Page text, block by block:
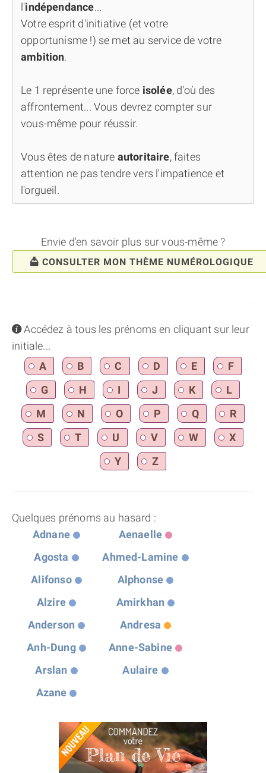
l'indépendance...
Votre esprit d'initiative (et votre
opportunisme !) se met au service de votre
ambition.
Le 1 représente une force isolée, d'où des
affrontement... Vous devrez compter sur
vous-même pour réussir.
Vous êtes de nature autoritaire, faites
attention ne pas tendre vers l'impatience et
l'orgueil.
Envie d'en savoir plus sur vous-même ?
CONSULTER MON THÈME NUMÉROLOGIQUE
infoAccédez à tous les prénoms en cliquant sur leur
initiale...
A
B C D E
F
G
H I J K
L
M
N O P Q
R
S
T U V W
X
Y
Z
Quelques prénoms au hasard :
Adnane
Aenaelle
Agosta
Ahmed-Lamine
Alifonso
Alphonse
Alzire
Amirkhan
Anderson
Andresa
Anh-Dung
Anne-Sabine
Arslan
Aulaire
Azane